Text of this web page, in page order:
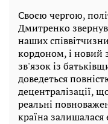
Своєю чергою,
Дмитренко
наших
кордоном, і новий
зв'язок із
доведеться
децентралізації,
реальні
країна